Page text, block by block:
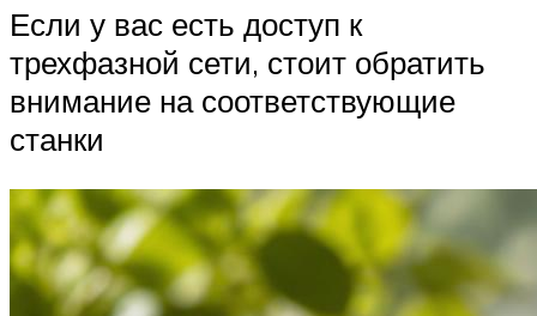
Если у вас есть доступ к
трехфазной сети, стоит обратить
внимание на соответствующие
станки